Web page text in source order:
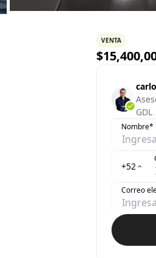
VENTA
$
GDL
Nombre*
+52
Correo